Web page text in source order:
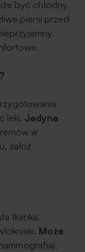
być chłodny,
piersi przed
leki. Jedyne
w
załóż
tkanką.
Może